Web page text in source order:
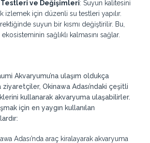
Testleri ve Değişimleri: Suyun kalitesini
izlemek için düzenli su testleri yapılır.
suyun bir kısmı değiştirilir. Bu,
sağlıklı kalmasını sağlar.
Akvaryumu’na ulaşım oldukça
ziyaretçiler, Okinawa Adası’ndaki çeşitli
kullanarak akvaryuma ulaşabilirler.
için en yaygın kullanılan
Adası’nda araç kiralayarak akvaryuma